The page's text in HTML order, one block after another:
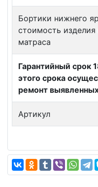
Бортики нижнего
стоимость изделия
матраса
Гарантийный срок
этого срока
ремонт
Артикул